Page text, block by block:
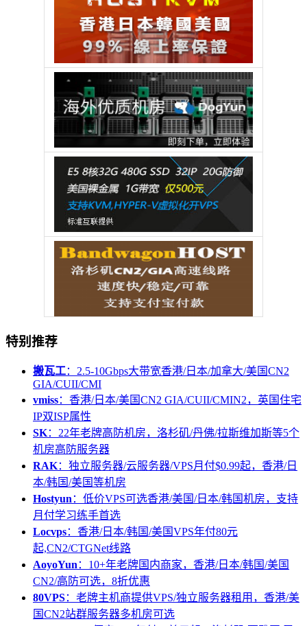
特别推荐
搬瓦工：2.5-10Gbps大带宽香港/日本/加拿大/美国CN2
GIA/CUII/CMI
vmiss：香港/日本/美国CN2 GIA/CUII/CMIN2，英国住宅
IP双ISP属性
SK：22年老牌高防机房，洛杉矶/丹佛/拉斯维加斯等5个
机房高防服务器
RAK：独立服务器/云服务器/VPS月付$0.99起，香港/日
本/韩国/美国等机房
Hostyun ：低价VPS可选香港/美国/日本/韩国机房，支持
月付学习练手首选
Locvps：香港/日本/韩国/美国VPS年付80元
起,CN2/CTGNet线路
AoyoYun ：10+年老牌国内商家，香港/日本/韩国/美国
CN2/高防可选，8折优惠
80VPS：老牌主机商提供VPS/独立服务器租用，香港/美
国CN2站群服务器多机房可选